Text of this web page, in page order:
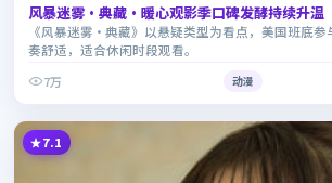
风暴迷雾·典藏·暖心观影季口碑发酵持续升温
《风暴迷雾·典藏》以悬疑类型为看点，美国班底
奏舒适，适合休闲时段观看。
7万
动漫
7.1